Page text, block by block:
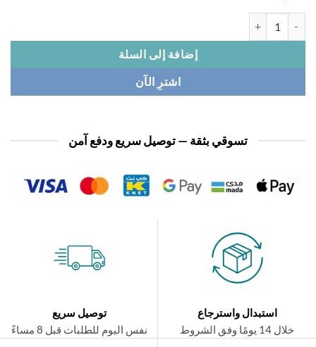
إضافة إلى السلة
اشترِ الآن
تسوقي بثقة — توصيل سريع ودفع آمن
استبدال واسترجاع
توصيل سريع
نفس اليوم للطلبات قبل 8 مساءً